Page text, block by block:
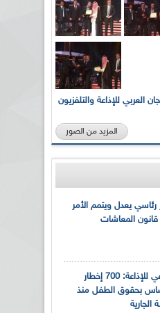
الـ21 للمهرجان العربي للإذاعة والتلفزيون
المزيد من الصور
يعدل ويتمم الأمر
المعاشات
مريم شرفي للإذاعة: 700 إخطار
بحقوق الطفل منذ
الجارية